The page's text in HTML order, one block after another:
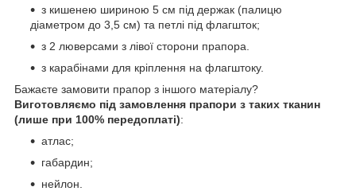
з кишенею шириною 5 см під держак (палицю
діаметром до 3,5 см) та петлі під флагшток;
з 2 люверсами з лівої сторони прапора.
з карабінами для кріплення на флагштоку.
Бажаєте замовити прапор з іншого матеріалу?
Виготовляємо під замовлення прапори з таких тканин
(лише при 100% передоплаті):
атлас;
габардин;
нейлон.